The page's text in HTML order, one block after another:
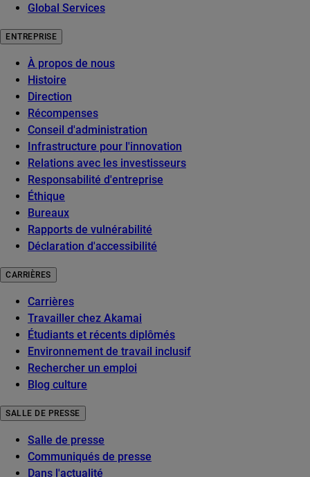
Global Services
ENTREPRISE
À propos de nous
Histoire
Direction
Récompenses
Conseil d'administration
Infrastructure pour l'innovation
Relations avec les investisseurs
Responsabilité d'entreprise
Éthique
Bureaux
Rapports de vulnérabilité
Déclaration d'accessibilité
CARRIÈRES
Carrières
Travailler chez Akamai
Étudiants et récents diplômés
Environnement de travail inclusif
Rechercher un emploi
Blog culture
SALLE DE PRESSE
Salle de presse
Communiqués de presse
Dans l'actualité